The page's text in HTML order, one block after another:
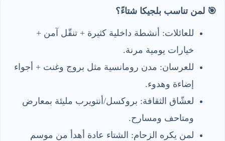
🎯 لمن تناسب بلجيكا شتاءً؟
للعائلات: أنشطة داخلية كثيرة + تنقّل آمن +
خيارات يومية مرنة.
للعرسان: مدن رومانسية مثل بروج وغنت + أجواء
إضاءة وهدوء.
لعشّاق الثقافة: بروكسل/أنتويرب مليئة بمعارض
ومتاحف ومسارح.
لمن يكره الزحام: الشتاء عادة أهدأ من موسم